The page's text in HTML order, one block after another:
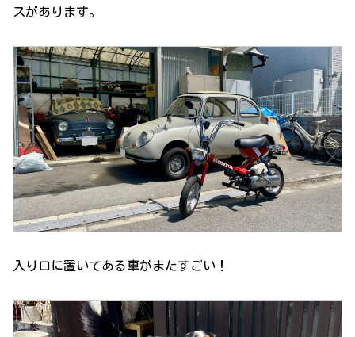
スがあります。
入り口に置いてある車がまたすごい！